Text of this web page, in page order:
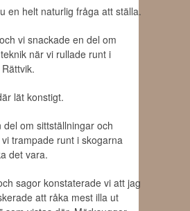
en helt naturlig fråga att ställa.
vi snackade en del om
när vi rullade runt i
lät konstigt.
del om sittställningar och
trampade runt i skogarna
det vara.
sagor konstaterade vi att jag
att råka mest illa ut